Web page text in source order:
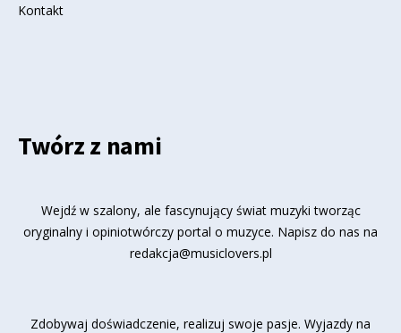
Kontakt
Twórz z nami
Wejdź w szalony, ale fascynujący świat muzyki tworząc
oryginalny i opiniotwórczy portal o muzyce. Napisz do nas na
redakcja@musiclovers.pl
Zdobywaj doświadczenie, realizuj swoje pasje. Wyjazdy na